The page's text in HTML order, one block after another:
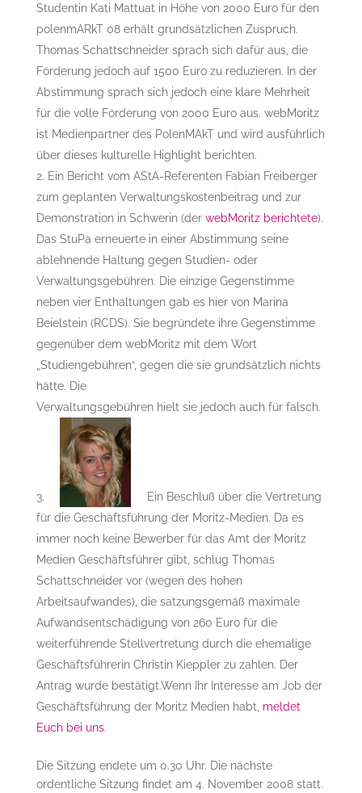
Studentin Kati Mattuat in Höhe von 2000 Euro für den
polenmARkT 08 erhält grundsätzlichen Zuspruch.
Thomas Schattschneider sprach sich dafür aus, die
Förderung jedoch auf 1500 Euro zu reduzieren. In der
Abstimmung sprach sich jedoch eine klare Mehrheit
für die volle Förderung von 2000 Euro aus. webMoritz
ist Medienpartner des PolenMAkT und wird ausführlich
über dieses kulturelle Highlight berichten.
Ein Bericht vom AStA-Referenten Fabian Freiberger
zum geplanten Verwaltungskostenbeitrag und zur
Demonstration in Schwerin (der webMoritz berichtete).
Das StuPa erneuerte in einer Abstimmung seine
ablehnende Haltung gegen Studien- oder
Verwaltungsgebühren. Die einzige Gegenstimme
neben vier Enthaltungen gab es hier von Marina
Beielstein (RCDS). Sie begründete ihre Gegenstimme
gegenüber dem webMoritz mit dem Wort
„Studiengebühren“, gegen die sie grundsätzlich nichts
hätte. Die
Verwaltungsgebühren hielt sie jedoch auch für falsch.
Ein Beschluß über die Vertretung
für die Geschäftsführung der Moritz-Medien. Da es
immer noch keine Bewerber für das Amt der Moritz
Medien Geschäftsführer gibt, schlug Thomas
Schattschneider vor (wegen des hohen
Arbeitsaufwandes), die satzungsgemäß maximale
Aufwandsentschädigung von 260 Euro für die
weiterführende Stellvertretung durch die ehemalige
Geschäftsführerin Christin Kieppler zu zahlen. Der
Antrag wurde bestätigt.Wenn Ihr Interesse am Job der
Geschäftsführung der Moritz Medien habt, meldet
Euch bei uns.
Die Sitzung endete um 0.30 Uhr. Die nächste
ordentliche Sitzung findet am 4. November 2008 statt.